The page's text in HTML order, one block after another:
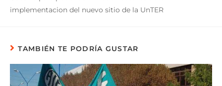
implementacion del nuevo sitio de la UnTER
TAMBIÉN TE PODRÍA GUSTAR